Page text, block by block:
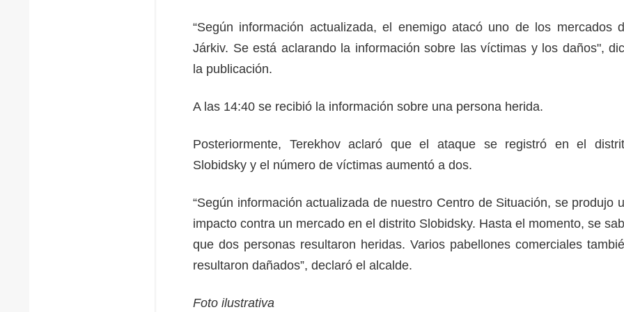
“Según información actualizada, el enemigo atacó uno de los mercados
Járkiv. Se está aclarando la información sobre las víctimas y los daños",
la publicación.
A las 14:40 se recibió la información sobre una persona herida.
Posteriormente, Terekhov aclaró que el ataque se registró en el
Slobidsky y el número de víctimas aumentó a dos.
“Según información actualizada de nuestro Centro de Situación, se produjo
impacto contra un mercado en el distrito Slobidsky. Hasta el momento, se
que dos personas resultaron heridas. Varios pabellones comerciales
resultaron dañados”, declaró el alcalde.
Foto ilustrativa